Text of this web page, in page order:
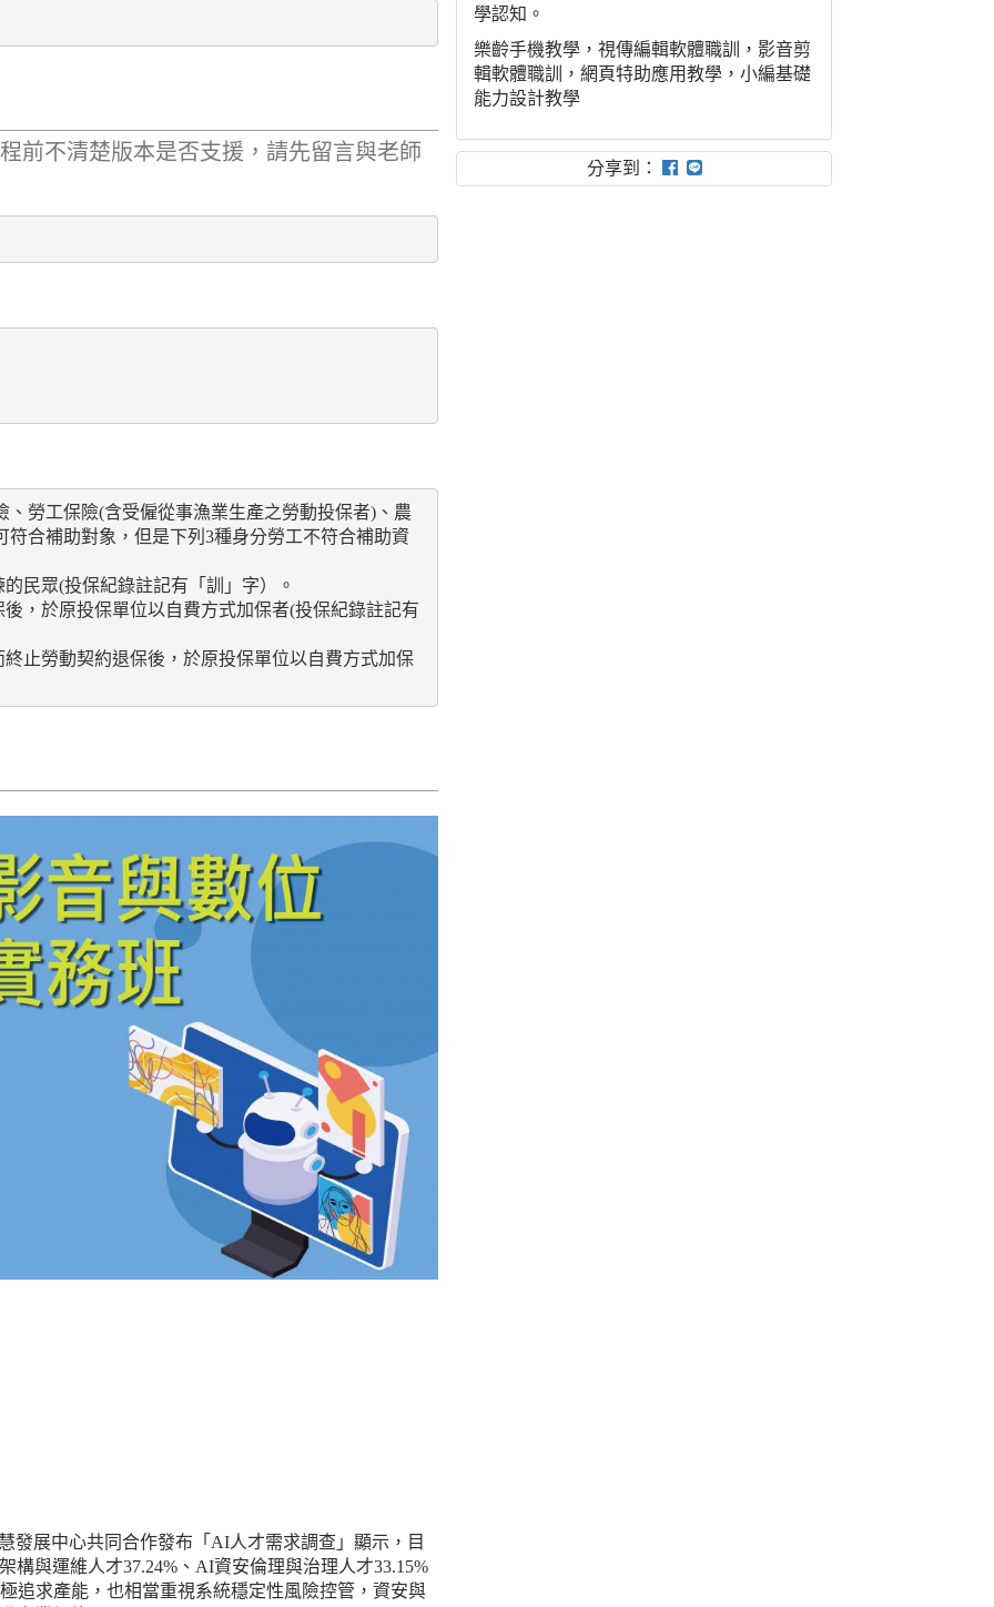
前不清楚版本是否支援，請先留言與老師
勞工保險(含受僱從事漁業生產之勞動投保者)、農
合補助對象，但是下列3種身分勞工不符合補助資
民眾(投保紀錄註記有「訓」字）。
，於原投保單位以自費方式加保者(投保紀錄註記有
止勞動契約退保後，於原投保單位以自費方式加保
發展中心共同合作發布「AI人才需求調查」顯示，目
與運維人才37.24%、AI資安倫理與治理人才33.15%
追求產能，也相當重視系統穩定性風險控管，資安與
學認知。
樂齡手機教學，視傳編輯軟體職訓，影音剪
輯軟體職訓，網頁特助應用教學，小編基礎
能力設計教學
分享到：